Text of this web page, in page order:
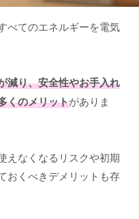
べてのエネルギーを電気
減り、安全性やお手入れ
くのメリットがありま
えなくなるリスクや初期
おくべきデメリットも存